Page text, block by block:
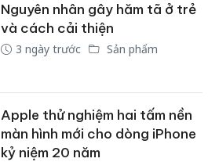
Nguyên nhân gây hăm tã ở trẻ
và cách cải thiện
3 ngày trước Sản phẩm
Apple thử nghiệm hai tấm nền
màn hình mới cho dòng iPhone
kỷ niệm 20 năm